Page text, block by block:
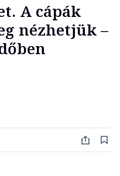
A cápák
nézhetjük –